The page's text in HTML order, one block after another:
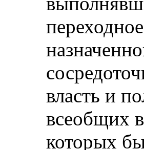
власть и
всеобщих
которых